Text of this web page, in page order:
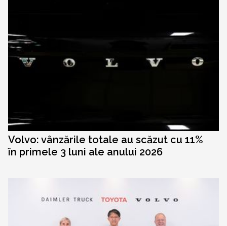
Volvo: vânzările totale au scăzut cu 11%
în primele 3 luni ale anului 2026